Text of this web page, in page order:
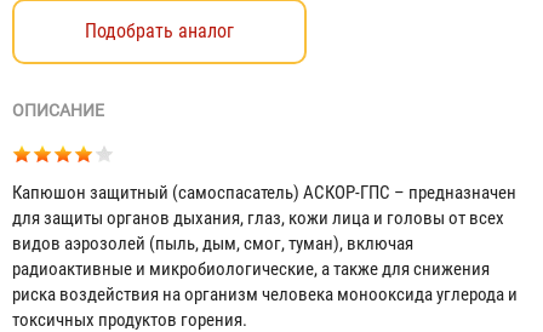
Подобрать аналог
ОПИСАНИЕ
Капюшон защитный (самоспасатель) АСКОР-ГПС – предназначен
для защиты органов дыхания, глаз, кожи лица и головы от всех
видов аэрозолей (пыль, дым, смог, туман), включая
радиоактивные и микробиологические, а также для снижения
риска воздействия на организм человека монооксида углерода и
токсичных продуктов горения.